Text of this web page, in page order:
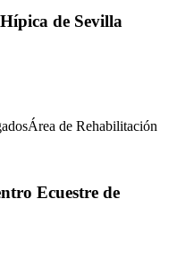
de Sevilla
Área de Rehabilitación
Ecuestre de